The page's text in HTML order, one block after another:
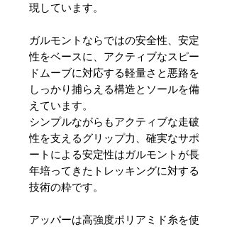
現しています。
ガルモントならではの安全性、安定
性をベースに、アクティブなスピー
ドムーブに対応する軽量さと悪路を
しっかり捕らえる構造とソールを備
えています。
シンプルながらもアクティブな走破
性を支えるグリップ力、確実なサポ
ートによる安定性はガルモントが長
年培ってきたトレッキングに対する
技術の粋です。
アッパーは高強度ポリアミド糸を使